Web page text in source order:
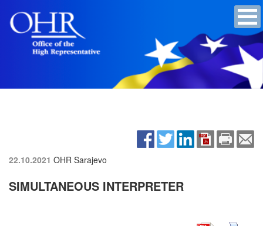
22.10.2021 OHR Sarajevo
SIMULTANEOUS INTERPRETER